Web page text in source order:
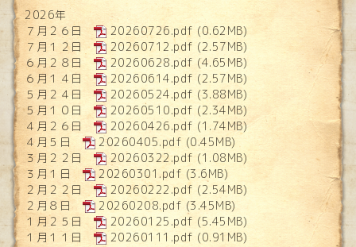
2026年
７月２６日
20260726.pdf (0.62MB)
７月１２日
20260712.pdf (2.57MB)
６月２８日
20260628.pdf (4.65MB)
６月１４日
20260614.pdf (2.57MB)
５月２４日
20260524.pdf (3.88MB)
５月１０日
20260510.pdf (2.34MB)
４月２６日
20260426.pdf (1.74MB)
４月５日
20260405.pdf (0.45MB)
３月２２日
20260322.pdf (1.08MB)
３月１日
20260301.pdf (3.6MB)
２月２２日
20260222.pdf (2.54MB)
２月８日
20260208.pdf (3.45MB)
１月２５日
20260125.pdf (5.45MB)
１月１１日
20260111.pdf (0.91MB)